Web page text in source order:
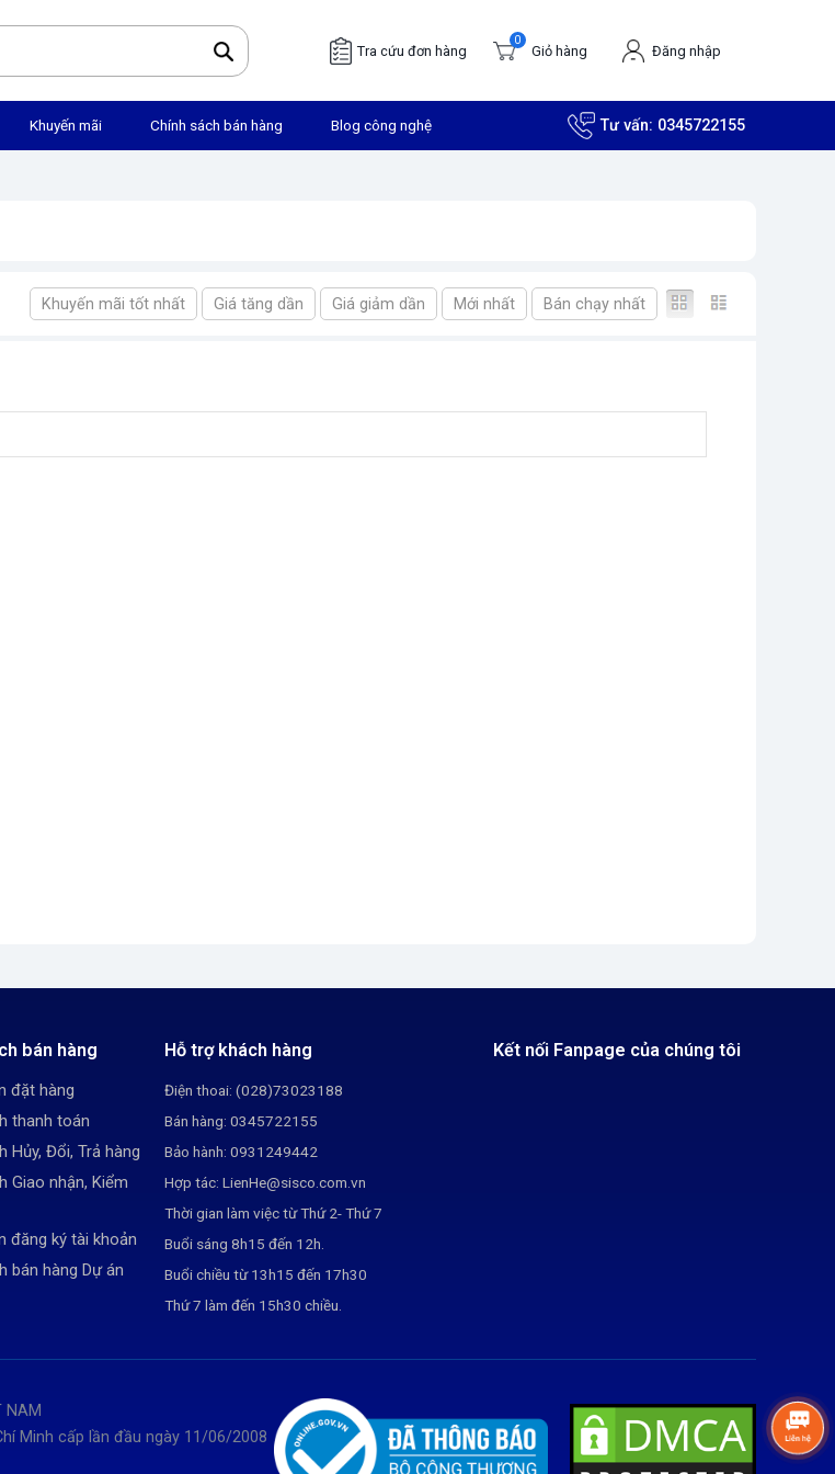
Tra cứu đơn hàng
0
Giỏ hàng Đăng nhập
Khuyến mãi Chính sách bán hàng Blog công nghệ Tư vấn: 0345722155
Khuyến mãi tốt nhất Giá tăng dần Giá giảm dần Mới nhất Bán chạy nhất
bán hàng
đặt hàng
thanh toán
Hủy, Đổi, Trả hàng
Giao nhận, Kiểm
đăng ký tài khoản
bán hàng Dự án
Hỗ trợ khách hàng
Điện thoai: (028)73023188
Bán hàng: 0345722155
Bảo hành: 0931249442
Hợp tác: LienHe@sisco.com.vn
Thời gian làm việc từ Thứ 2- Thứ 7
Buổi sáng 8h15 đến 12h.
Buổi chiều từ 13h15 đến 17h30
Thứ 7 làm đến 15h30 chiều.
Kết nối Fanpage của chúng tôi
NAM
Minh cấp lần đầu ngày 11/06/2008